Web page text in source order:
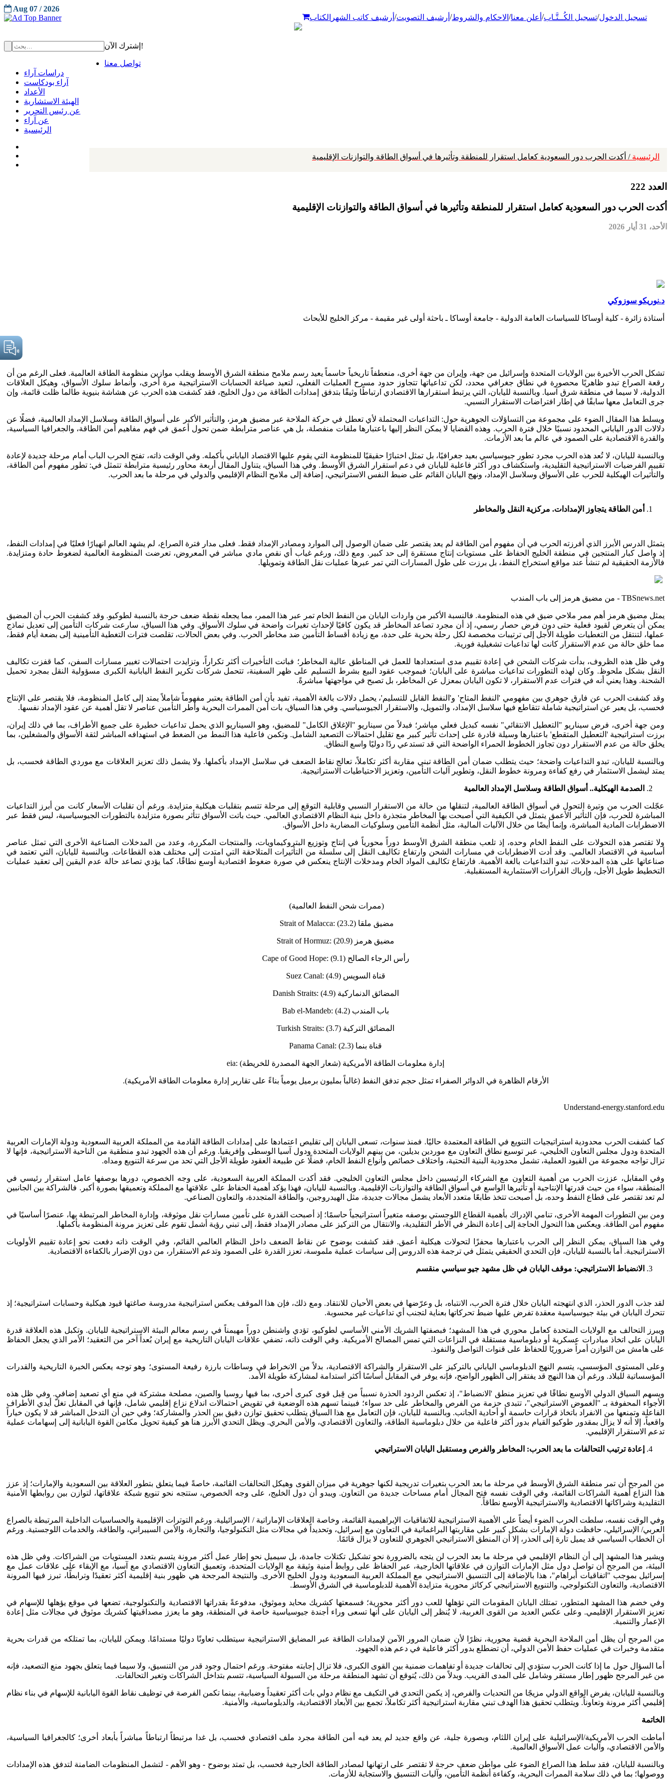
تسجيل الدخول/تسجيل الكُــتَّـاب/ أعلن معنا/ الاحكام والشروط/ أرشيف التصويت/ أرشيف كاتب الشهر الكتاب
Aug 07 / 2026
إشترك الآن!
تواصل معنا
دراسات آراء
آراء بودكاست
الأعداد
الهيئة الاستشارية
عن رئيس التحرير
عن آراء
الرئيسية
الرئيسية / أكدت الحرب دور السعودية كعامل استقرار للمنطقة وتأثيرها في أسواق الطاقة والتوازنات الإقليمية
العدد 222
أكدت الحرب دور السعودية كعامل استقرار للمنطقة وتأثيرها في أسواق الطاقة والتوازنات الإقليمية
الأحد، 31 أيار 2026
د.نوريكو سوزوكي
أستاذة زائرة - كلية أوساكا للسياسات العامة الدولية - جامعة أوساكا ـ باحثة أولى غير مقيمة - مركز الخليج للأبحاث
تشكل الحرب الأخيرة بين الولايات المتحدة وإسرائيل من جهة، وإيران من جهة أخرى، منعطفاً تاريخياً حاسماً يعيد رسم ملامح منطقة الشرق الأوسط ويقلب موازين منظومة الطاقة العالمية. فعلى الرغم من أن
رقعة الصراع تبدو ظاهريًا محصورة في نطاق جغرافي محدد، لكن تداعياتها تتجاوز حدود مسرح العمليات الفعلي، لتعيد صياغة الحسابات الاستراتيجية مرة أخرى، وأنماط سلوك الأسواق، وهيكل العلاقات
الدولية، لا سيما في منطقة شرق آسيا. وبالنسبة لليابان، التي يرتبط استقرارها الاقتصادي ارتباطًا وثيقًا بتدفق إمدادات الطاقة من دول الخليج، فقد كشفت هذه الحرب عن هشاشة بنيوية طالما ظلت قائمة، وإن
جرى التعامل معها سابقًا في إطار افتراضات الاستقرار النسبي.
ويسلط هذا المقال الضوء على مجموعة من التساؤلات الجوهرية حول: التداعيات المحتملة لأي تعطل في حركة الملاحة عبر مضيق هرمز، والتأثير الأكبر على أسواق الطاقة وسلاسل الإمداد العالمية، فضلًا عن
دلالات الدور الياباني المحدود نسبيًا خلال فترة الحرب. وهذه القضايا لا يمكن النظر إليها باعتبارها ملفات منفصلة، بل هي عناصر مترابطة ضمن تحول أعمق في فهم مفاهيم أمن الطاقة، والجغرافيا السياسية،
والقدرة الاقتصادية على الصمود في عالم ما بعد الأزمات.
وبالنسبة لليابان، لا تُعد هذه الحرب مجرد تطور جيوسياسي بعيد جغرافيًا، بل تمثل اختبارًا حقيقيًا للمنظومة التي يقوم عليها الاقتصاد الياباني بأكمله. وفي الوقت ذاته، تفتح الحرب الباب أمام مرحلة جديدة لإعادة
تقييم الفرضيات الاستراتيجية التقليدية، واستكشاف دور أكثر فاعلية لليابان في دعم استقرار الشرق الأوسط. وفي هذا السياق، يتناول المقال أربعة محاور رئيسية مترابطة تتمثل في: تطور مفهوم أمن الطاقة،
والتأثيرات الهيكلية للحرب على الأسواق وسلاسل الإمداد، ونهج اليابان القائم على ضبط النفس الاستراتيجي، إضافة إلى ملامح النظام الإقليمي والدولي في مرحلة ما بعد الحرب.
أمن الطاقة يتجاوز الإمدادات. مركزية النقل والمخاطر
يتمثل الدرس الأبرز الذي أفرزته الحرب في أن مفهوم أمن الطاقة لم يعد يقتصر على ضمان الوصول إلى الموارد ومصادر الإمداد فقط. فعلى مدار فترة الصراع، لم يشهد العالم انهيارًا فعليًا في إمدادات النفط،
إذ واصل كبار المنتجين في منطقة الخليج الحفاظ على مستويات إنتاج مستقرة إلى حد كبير. ومع ذلك، ورغم غياب أي نقص مادي مباشر في المعروض، تعرضت المنظومة العالمية لضغوط حادة ومتزايدة.
فالأزمة الحقيقية لم تنشأ عند مواقع استخراج النفط، بل برزت على طول المسارات التي تمر عبرها عمليات نقل الطاقة وتمويلها.
TBSnews.net - من مضيق هرمز إلى باب المندب
يمثل مضيق هرمز أهم ممر ملاحي ضيق في هذه المنظومة. فالنسبة الأكبر من واردات اليابان من النفط الخام تمر عبر هذا الممر، مما يجعله نقطة ضعف حرجة بالنسبة لطوكيو. وقد كشفت الحرب أن المضيق
يمكن أن يتعرض لقيود فعلية حتى دون فرض حصار رسمي، إذ أن مجرد تصاعد المخاطر قد يكون كافيًا لإحداث تغيرات واضحة في سلوك الأسواق. وفي هذا السياق، سارعت شركات التأمين إلى تعديل نماذج
عملها، لتنتقل من التغطيات طويلة الأجل إلى ترتيبات مخصصة لكل رحلة بحرية على حدة، مع زيادة أقساط التأمين ضد مخاطر الحرب. وفي بعض الحالات، تقلصت فترات التغطية التأمينية إلى بضعة أيام فقط،
مما خلق حالة من عدم الاستقرار كانت لها تداعيات تشغيلية فورية.
وفي ظل هذه الظروف، بدأت شركات الشحن في إعادة تقييم مدى استعدادها للعمل في المناطق عالية المخاطر؛ فباتت التأخيرات أكثر تكراراً، وتزايدت احتمالات تغيير مسارات السفن، كما قفزت تكاليف
النقل بشكل ملحوظ. وكان لهذه التطورات تداعيات مباشرة على اليابان؛ فبموجب عقود البيع بشرط التسليم على ظهر السفينة، تتحمل شركات تكرير النفط اليابانية الكبرى مسؤولية النقل بمجرد تحميل
الشحنة. وهذا يعني أنه في فترات عدم الاستقرار، لا تكون اليابان بمعزل عن المخاطر، بل تصبح في مواجهتها مباشرةً.
وقد كشفت الحرب عن فارق جوهري بين مفهومي 'النفط المتاح' و'النفط القابل للتسليم'، يحمل دلالات بالغة الأهمية، تفيد بأن أمن الطاقة يعتبر مفهوماً شاملاً يمتد إلى كامل المنظومة، فلا يقتصر على الإنتاج
فحسب، بل يعبر عن استراتيجية شاملة تتقاطع فيها سلاسل الإمداد، والتمويل، والاستقرار الجيوسياسي. وفي هذا السياق، بات أمن الممرات البحرية وأطر التأمين عناصر لا تقل أهمية عن عقود الإمداد نفسها.
ومن جهة أخرى، فرض سيناريو "التعطيل الانتقائي" نفسه كبديل فعلي مباشر؛ فبدلاً من سيناريو "الإغلاق الكامل" للمضيق، وهو السيناريو الذي يحمل تداعيات خطيرة على جميع الأطراف، بما في ذلك إيران،
برزت استراتيجية 'التعطيل المتقطع' باعتبارها وسيلة قادرة على إحداث تأثير كبير مع تقليل احتمالات التصعيد الشامل. وتكمن فاعلية هذا النمط من الضغط في استهدافه المباشر لثقة الأسواق والمشغلين، بما
يخلق حالة من عدم الاستقرار دون تجاوز الخطوط الحمراء الواضحة التي قد تستدعي ردًا دوليًا واسع النطاق.
وبالنسبة لليابان، تبدو التداعيات واضحة؛ حيث يتطلب ضمان أمن الطاقة تبني مقاربة أكثر تكاملاً، تعالج نقاط الضعف في سلاسل الإمداد بأكملها. ولا يشمل ذلك تعزيز العلاقات مع موردي الطاقة فحسب، بل
يمتد ليشمل الاستثمار في رفع كفاءة ومرونة خطوط النقل، وتطوير آليات التأمين، وتعزيز الاحتياطيات الاستراتيجية.
الصدمة الهيكلية.. أسواق الطاقة وسلاسل الإمداد العالمية
عجّلت الحرب من وتيرة التحول في أسواق الطاقة العالمية، لتنقلها من حالة من الاستقرار النسبي وقابلية التوقع إلى مرحلة تتسم بتقلبات هيكلية متزايدة. ورغم أن تقلبات الأسعار كانت من أبرز التداعيات
المباشرة للحرب، فإن التأثير الأعمق يتمثل في الكيفية التي أصبحت بها المخاطر متجذرة داخل بنية النظام الاقتصادي العالمي. حيث باتت الأسواق تتأثر بصورة متزايدة بالتطورات الجيوسياسية، ليس فقط عبر
الاضطرابات المادية المباشرة، وإنما أيضًا من خلال الآليات المالية، مثل أنظمة التأمين وسلوكيات المضاربة داخل الأسواق.
ولا تقتصر هذه التحولات على النفط الخام وحده، إذ تلعب منطقة الشرق الأوسط دوراً محورياً في إنتاج وتوزيع البتروكيماويات، والمنتجات المكررة، وعدد من المدخلات الصناعية الأخرى التي تمثل عناصر
أساسية في الاقتصاد العالمي. وقد أدت الاضطرابات في مسارات الشحن وارتفاع تكاليف النقل إلى سلسلة من التأثيرات المتلاحقة التي امتدت إلى مختلف هذه القطاعات. وبالنسبة لليابان، التي تعتمد في
صناعاتها على هذه المدخلات، تبدو التداعيات بالغة الأهمية. فارتفاع تكاليف المواد الخام ومدخلات الإنتاج ينعكس في صورة ضغوط اقتصادية أوسع نطاقًا، كما يؤدي تصاعد حالة عدم اليقين إلى تعقيد عمليات
التخطيط طويل الأجل، وإرباك القرارات الاستثمارية المستقبلية.
(ممرات شحن النفط العالمية)
Strait of Malacca: مضيق ملقا (23.2)
Strait of Hormuz: مضيق هرمز (20.9)
Cape of Good Hope: رأس الرجاء الصالح (9.1)
Suez Canal: قناة السويس (4.9)
Danish Straits: المضائق الدنماركية (4.9)
Bab el-Mandeb: باب المندب (4.2)
Turkish Straits: المضائق التركية (3.7)
Panama Canal: قناة بنما (2.3)
eia: إدارة معلومات الطاقة الأمريكية (شعار الجهة المصدرة للخريطة)
الأرقام الظاهرة في الدوائر الصفراء تمثل حجم تدفق النفط (غالباً بمليون برميل يومياً بناءً على تقارير إدارة معلومات الطاقة الأمريكية).
Understand-energy.stanford.edu
كما كشفت الحرب محدودية استراتيجيات التنويع في الطاقة المعتمدة حاليًا. فمنذ سنوات، تسعى اليابان إلى تقليص اعتمادها على إمدادات الطاقة القادمة من المملكة العربية السعودية ودولة الإمارات العربية
المتحدة ودول مجلس التعاون الخليجي، عبر توسيع نطاق التعاون مع موردين بديلين، من بينهم الولايات المتحدة ودول آسيا الوسطى وإفريقيا. ورغم أن هذه الجهود تبدو منطقية من الناحية الاستراتيجية، فإنها لا
تزال تواجه مجموعة من القيود العملية، تشمل محدودية البنية التحتية، واختلاف خصائص وأنواع النفط الخام، فضلًا عن طبيعة العقود طويلة الأجل التي تحد من سرعة التنويع ومداه.
وفي المقابل، عززت الحرب من أهمية التعاون مع الشركاء الرئيسيين داخل مجلس التعاون الخليجي. فقد أكدت المملكة العربية السعودية، على وجه الخصوص، دورها بوصفها عامل استقرار رئيسي في
المنطقة، سواء من حيث قدرتها الإنتاجية أو تأثيرها الواسع في أسواق الطاقة والتوازنات الإقليمية. وبالنسبة لليابان، فهذا يؤكد أهمية الحفاظ على علاقتها مع المملكة وتعميقها بصورة أكبر. فالشراكة بين الجانبين
لم تعد تقتصر على قطاع النفط وحده، بل أصبحت تتخذ طابعًا متعدد الأبعاد يشمل مجالات جديدة، مثل الهيدروجين، والطاقة المتجددة، والتعاون الصناعي.
ومن بين التطورات المهمة الأخرى، تنامي الإدراك بأهمية القطاع اللوجستي بوصفه متغيراً استراتيجياً حاسمًا؛ إذ أصبحت القدرة على تأمين مسارات نقل موثوقة، وإدارة المخاطر المرتبطة بها، عنصرًا أساسيًا في
مفهوم أمن الطاقة. ويعكس هذا التحول الحاجة إلى إعادة النظر في الأطر التقليدية، والانتقال من التركيز على مصادر الإمداد فقط، إلى تبني رؤية أشمل تقوم على تعزيز مرونة المنظومة بأكملها.
وفي هذا السياق، يمكن النظر إلى الحرب باعتبارها محفزًا لتحولات هيكلية أعمق. فقد كشفت بوضوح عن نقاط الضعف داخل النظام العالمي القائم، وفي الوقت ذاته دفعت نحو إعادة تقييم الأولويات
الاستراتيجية. أما بالنسبة لليابان، فإن التحدي الحقيقي يتمثل في ترجمة هذه الدروس إلى سياسات عملية ملموسة، تعزز القدرة على الصمود وتدعم الاستقرار، من دون الإضرار بالكفاءة الاقتصادية.
الانضباط الاستراتيجي: موقف اليابان في ظل مشهد جيو سياسي منقسم
لقد جذب الدور الحذر، الذي انتهجته اليابان خلال فترة الحرب، الانتباه، بل وعرّضها في بعض الأحيان للانتقاد. ومع ذلك، فإن هذا الموقف يعكس استراتيجية مدروسة صاغتها قيود هيكلية وحسابات استراتيجية؛ إذ
تتحرك اليابان في بيئة جيوسياسية معقدة تفرض عليها ضبط تحركاتها بعناية لتجنب أي تداعيات غير محسوبة.
ويبرز التحالف مع الولايات المتحدة كعامل محوري في هذا المشهد؛ فبصفتها الشريك الأمني الأساسي لطوكيو، تؤدي واشنطن دوراً مهيمناً في رسم معالم البيئة الاستراتيجية لليابان. وتكبل هذه العلاقة قدرة
اليابان على اتخاذ مبادرات عسكرية أو دبلوماسية مستقلة في النزاعات التي تمس المصالح الأمريكية. وفي الوقت ذاته، تضفي علاقات اليابان التاريخية مع إيران بُعداً آخر من التعقيد؛ الأمر الذي يجعل الحفاظ
على هامش من التوازن أمراً ضروريًا للحفاظ على قنوات التواصل والنفوذ.
وعلى المستوى المؤسسي، يتسم النهج الدبلوماسي الياباني بالتركيز على الاستقرار والشراكة الاقتصادية، بدلاً من الانخراط في وساطات بارزة رفيعة المستوى؛ وهو توجه يعكس الخبرة التاريخية والقدرات
المؤسساتية للبلاد. ورغم أن هذا النهج قد يفتقر إلى الظهور الواضح، فإنه يوفر في المقابل أساسًا أكثر استدامة لمشاركة طويلة الأمد.
ويسهم السياق الدولي الأوسع نطاقًا في تعزيز منطق 'الانضباط"، إذ تعكس الردود الحذرة نسبياً من قِبل قوى كبرى أخرى، بما فيها روسيا والصين، مصلحة مشتركة في منع أي تصعيد إضافي. وفي ظل هذه
الأجواء المحفوفة بـ "الغموض الاستراتيجي"، تتبدى حزمة من الفرص والمخاطر على حد سواء؛ فبينما تسهم هذه الوضعية في تقويض احتمالات اندلاع نزاع إقليمي شامل، فإنها في المقابل تغلّ أيدي الأطراف
الفاعلة وتمنعها من الانفراد باتخاذ قرارات حاسمة أو أحادية الجانب. وبالنسبة لليابان، فإن التعامل مع هذا السياق يتطلب تحقيق توازن دقيق بين الحذر والمشاركة؛ وفي حين أن التدخل المباشر قد لا يكون خياراً
واقعياً، إلا أنه لا يزال بمقدور طوكيو القيام بدور أكثر فاعلية من خلال دبلوماسية الطاقة، والتعاون الاقتصادي، والأمن البحري. ويظل التحدي الأبرز هنا هو كيفية تحويل مكامن القوة اليابانية إلى إسهامات عملية
تدعم الاستقرار الإقليمي.
إعادة ترتيب التحالفات ما بعد الحرب: المخاطر والفرص ومستقبل اليابان الاستراتيجي
من المرجح أن تمر منطقة الشرق الأوسط في مرحلة ما بعد الحرب بتغيرات تدريجية لكنها جوهرية في ميزان القوى وهيكل التحالفات القائمة، خاصةً فيما يتعلق بتطور العلاقة بين السعودية والإمارات؛ إذ عزز
هذا النزاع أهمية الشراكات القائمة، وفي الوقت نفسه فتح المجال أمام مساحات جديدة من التعاون. ويبدو أن دول الخليج، على وجه الخصوص، ستتجه نحو تنويع شبكة علاقاتها، لتوازن بين روابطها الأمنية
التقليدية وشراكاتها الاقتصادية والاستراتيجية الأوسع نطاقاً.
وفي الوقت نفسه، سلطت الحرب الضوء أيضاً على الأهمية الاستراتيجية للاتفاقيات الإبراهيمية القائمة، وخاصة العلاقات الإماراتية / الإسرائيلية. ورغم التوترات الإقليمية والحساسيات الداخلية المرتبطة بالصراع
العربي/ الإسرائيلي، حافظت دولة الإمارات بشكل كبير على مقاربتها البراغماتية في التعاون مع إسرائيل، وتحديداً في مجالات مثل التكنولوجيا، والتجارة، والأمن السيبراني، والطاقة، والخدمات اللوجستية. ورغم
أن الخطاب السياسي قد يميل تارة إلى الحذر، إلا أن المنطق الاستراتيجي الجوهري للتعاون لا يزال قائمًا.
ويشير هذا المشهد إلى أن النظام الإقليمي في مرحلة ما بعد الحرب لن يتجه بالضرورة نحو تشكيل تكتلات جامدة، بل سيميل نحو إطار عمل أكثر مرونة يتسم بتعدد المستويات من الشراكات. وفي ظل هذه
البيئة، من المرجح أن تواصل دول مثل الإمارات التوازن في علاقاتها الخارجية، عبر الحفاظ على روابط أمنية وثيقة مع الولايات المتحدة، وتعميق التعاون الاقتصادي مع آسيا، مع الإبقاء على علاقات عمل مع
إسرائيل بموجب "اتفاقيات أبراهام"، هذا بالإضافة إلى التنسيق الاستراتيجي مع المملكة العربية السعودية ودول الخليج الأخرى. والنتيجة المرجحة هي ظهور بنية إقليمية أكثر تعقيدًا وترابطًا، تبرز فيها المرونة
الاقتصادية، والتعاون التكنولوجي، والتنويع الاستراتيجي كركائز محورية متزايدة الأهمية للدبلوماسية في الشرق الأوسط.
وفي خضم هذا المشهد المتطور، تمتلك اليابان المقومات التي تؤهلها للعب دور أكثر محورية؛ فسمعتها كشريك محايد وموثوق، مدفوعةً بقدراتها الاقتصادية والتكنولوجية، تضعها في موقع يؤهلها للإسهام في
تعزيز الاستقرار الإقليمي. وعلى عكس العديد من القوى الغربية، لا يُنظر إلى اليابان على أنها تسعى وراء أجندة جيوسياسية خاصة في المنطقة، وهو ما يعزز مصداقيتها كشريك موثوق في مجالات مثل إعادة
الإعمار والتنمية.
من المرجح أن يظل أمن الملاحة البحرية قضية محورية، نظرًا لأن ضمان المرور الآمن لإمدادات الطاقة عبر المضايق الاستراتيجية سيتطلب تعاونًا دوليًا مستدامًا. ويمكن لليابان، بما تمتلكه من قدرات بحرية
متقدمة وخبرات في عمليات حفظ الأمن الدولي، أن تضطلع بدور أكثر فاعلية في دعم هذه الجهود.
أما السؤال حول ما إذا كانت الحرب ستؤدي إلى تحالفات جديدة أو تفاهمات ضمنية بين القوى الكبرى، فلا تزال إجابته مفتوحة. ورغم احتمال وجود قدر من التنسيق، ولا سيما فيما يتعلق بجهود منع التصعيد، فإنه
من غير المرجح ظهور إطار مستقر وشامل على المدى القريب. وبدلاً من ذلك، يُتوقع أن تشهد المنطقة مرحلة من السيولة السياسية، تتسم بتداخل الشراكات وتغير التحالفات.
وبالنسبة لليابان، يفرض الواقع الدولي مزيجًا من التحديات والفرص، إذ يكمن التحدي في التكيف مع نظام دولي بات أكثر تعقيداً وضبابية، بينما تكمن الفرصة في توظيف نقاط القوة اليابانية للإسهام في بناء نظام
إقليمي أكثر مرونة وتعاوناً. ويتطلب تحقيق هذا الهدف تبني مقاربة استراتيجية أكثر تكاملاً، تجمع بين الأبعاد الاقتصادية، والدبلوماسية، والأمنية.
الخاتمة
أماطت الحرب الأمريكية/الإسرائيلية على إيران اللثام، وبصورة جلية، عن واقع جديد لم يعد فيه أمن الطاقة مجرد ملف اقتصادي فحسب، بل غدا مرتبطاً ارتباطاً مباشراً بأبعاد أخرى؛ كالجغرافيا السياسية،
والأمن الاقتصادي، وآليات عمل الأسواق العالمية.
وبالنسبة لليابان، فقد سلط هذا الصراع الضوء على مواطن ضعف حرجة لا تقتصر على ارتهانها لمصادر الطاقة الخارجية فحسب، بل تمتد بوضوح - وهو الأهم - لتشمل المنظومات الضامنة لتدفق هذه الإمدادات
ووصولها؛ بما في ذلك سلامة الممرات البحرية، وكفاءة أنظمة التأمين، وآليات التنسيق والاستجابة للأزمات.